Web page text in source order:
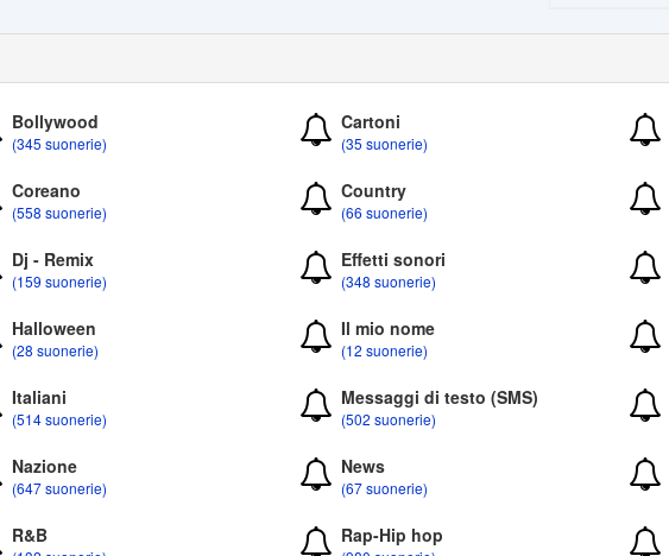
Bollywood
(345 suonerie)
Cartoni
(35 suonerie)
Coreano
(558 suonerie)
Country
(66 suonerie)
Dj - Remix
(159 suonerie)
Effetti sonori
(348 suonerie)
Halloween
(28 suonerie)
Il mio nome
(12 suonerie)
Italiani
(514 suonerie)
Messaggi di testo (SMS)
(502 suonerie)
Nazione
(647 suonerie)
News
(67 suonerie)
R&B Rap-Hip hop